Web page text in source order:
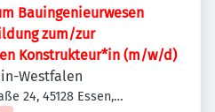
Bauingenieurwesen
zum/zur
Konstrukteur*in (m/w/d)
Westfalen
24, 45128 Essen,